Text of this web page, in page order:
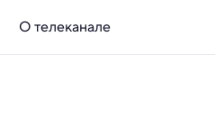
О телеканале